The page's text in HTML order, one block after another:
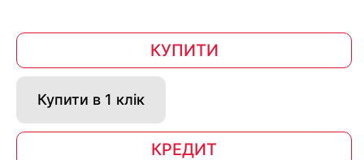
КУПИТИ
Купити в 1 клік
КРЕДИТ